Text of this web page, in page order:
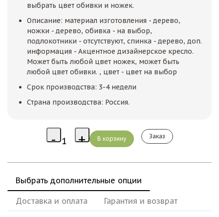
выбрать цвет обивки и ножек.
Описание: материал изготовления - дерево,
ножки - дерево, обивка - на выбор,
подлокотники - отсутствуют, спинка - дерево, доп.
информация - Акцентное дизайнерское кресло.
Может быть любой цвет ножек, может быть
любой цвет обивки. , цвет - цвет на выбор
Срок производства: 3-4 недели
Страна производства: Россия.
Заказ
Выбрать дополнительные опции
Доставка и оплата Гарантия и возврат